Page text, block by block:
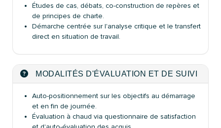
Études de cas, débats, co-construction de repères et
de principes de charte.
Démarche centrée sur l'analyse critique et le transfert
direct en situation de travail.
MODALITÉS D'ÉVALUATION ET DE SUIVI
Auto-positionnement sur les objectifs au démarrage
et en fin de journée.
Évaluation à chaud via questionnaire de satisfaction